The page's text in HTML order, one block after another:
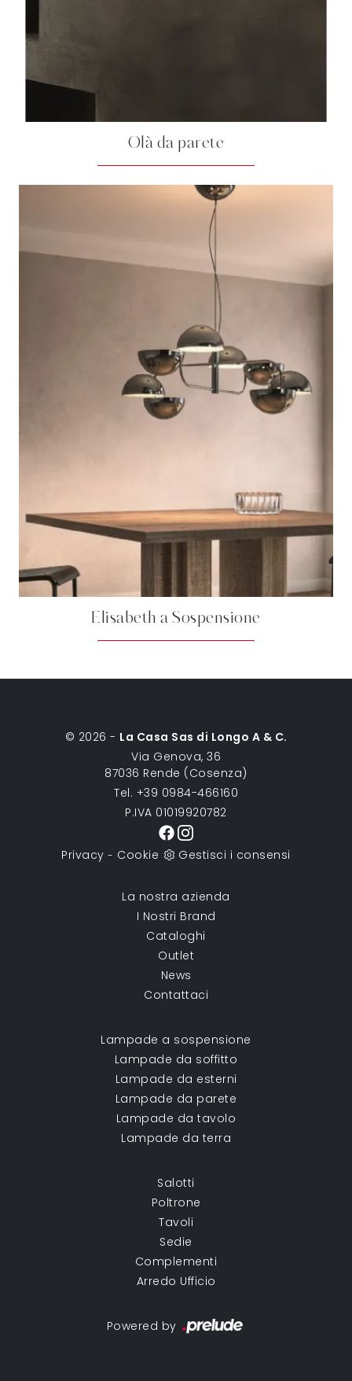
Olà da parete
Elisabeth a Sospensione
© 2026 - La Casa Sas di Longo A & C.
Via Genova, 36
87036 Rende (Cosenza)
Tel. +39 0984-466160
P.IVA 01019920782
Privacy - Cookie Gestisci i consensi
La nostra azienda
I Nostri Brand
Cataloghi
Outlet
News
Contattaci
Lampade a sospensione
Lampade da soffitto
Lampade da esterni
Lampade da parete
Lampade da tavolo
Lampade da terra
Salotti
Poltrone
Tavoli
Sedie
Complementi
Arredo Ufficio
Powered by